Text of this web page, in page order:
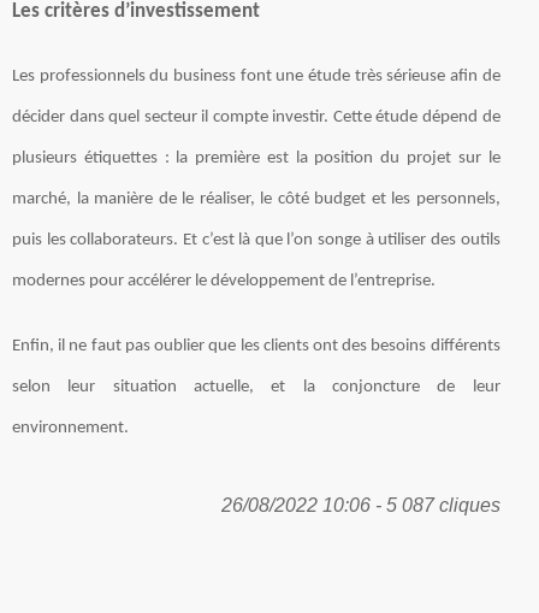
Les critères d’investissement
Les professionnels du business font une étude très sérieuse afin de
décider dans quel secteur il compte investir. Cette étude dépend de
plusieurs étiquettes : la première est la position du projet sur le
marché, la manière de le réaliser, le côté budget et les personnels,
puis les collaborateurs. Et c’est là que l’on songe à utiliser des outils
modernes pour accélérer le développement de l’entreprise.
Enfin, il ne faut pas oublier que les clients ont des besoins différents
selon leur situation actuelle, et la conjoncture de leur
environnement.
26/08/2022 10:06 - 5 087 cliques